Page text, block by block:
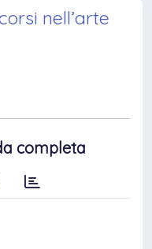
nell’arte
completa